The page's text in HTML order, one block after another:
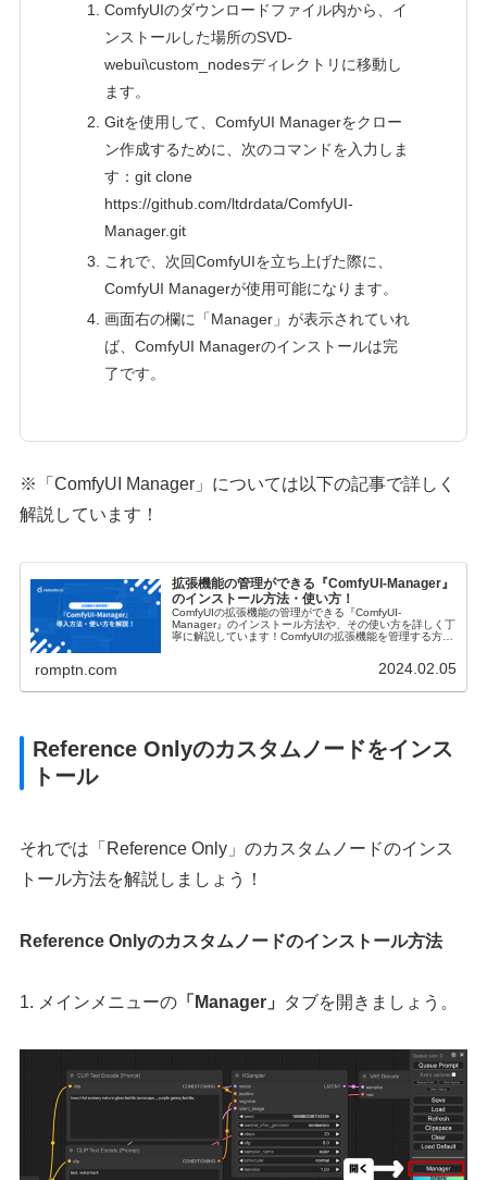
ComfyUIのダウンロードファイル内から、イ
ンストールした場所のSVD-
webui\custom_nodesディレクトリに移動し
ます。
Gitを使用して、ComfyUI Managerをクロー
ン作成するために、次のコマンドを入力しま
す：git clone
https://github.com/ltdrdata/ComfyUI-
Manager.git
これで、次回ComfyUIを立ち上げた際に、
ComfyUI Managerが使用可能になります。
画面右の欄に「Manager」が表示されていれ
ば、ComfyUI Managerのインストールは完
了です。
※「ComfyUI Manager」については以下の記事で詳しく
解説しています！
拡張機能の管理ができる『ComfyUI-Manager』
のインストール方法・使い方！
ComfyUIの拡張機能の管理ができる『ComfyUI-
Manager』のインストール方法や、その使い方を詳しく丁
寧に解説しています！ComfyUIの拡張機能を管理する方法
romptn.com 2024.02.05
Reference Onlyのカスタムノードをインス
トール
それでは「Reference Only」のカスタムノードのインス
トール方法を解説しましょう！
Reference Onlyのカスタムノードのインストール方法
1. メインメニューの 「Manager」 タブを開きましょう。